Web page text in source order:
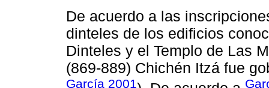
De acuerdo a las
dinteles de los edificios
Dinteles y el Templo de Las
(869-889) Chichén Itzá fue
García 2001